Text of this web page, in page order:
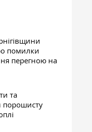
помилки
перегною на
та
порошисту